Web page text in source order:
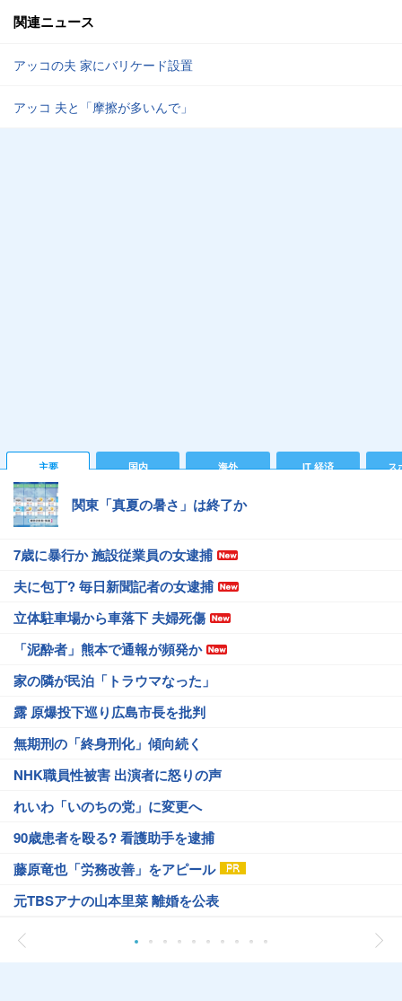
関連ニュース
アッコの夫 家にバリケード設置
アッコ 夫と「摩擦が多いんで」
主要 国内 海外 IT 経済 ス
関東「真夏の暑さ」は終了か
7歳に暴行か 施設従業員の女逮捕
夫に包丁? 毎日新聞記者の女逮捕
立体駐車場から車落下 夫婦死傷
「泥酔者」熊本で通報が頻発か
家の隣が民泊「トラウマなった」
露 原爆投下巡り広島市長を批判
無期刑の「終身刑化」傾向続く
NHK職員性被害 出演者に怒りの声
れいわ「いのちの党」に変更へ
90歳患者を殴る? 看護助手を逮捕
藤原竜也「労務改善」をアピール
元TBSアナの山本里菜 離婚を公表